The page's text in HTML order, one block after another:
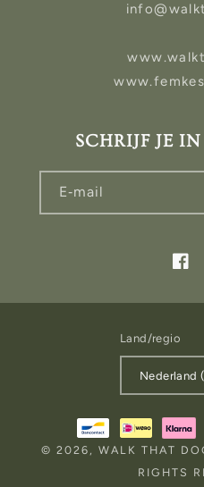
SCHRIJF JE
E‑mail
Land/regio
Nederland
Betaalmethoden
© 2026, WALK THAT
RIGHTS